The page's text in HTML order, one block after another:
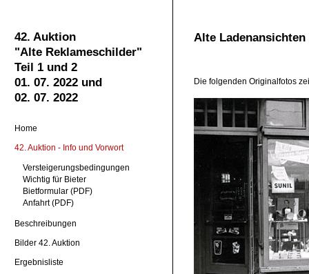
42. Auktion
"Alte Reklameschilder"
Teil 1 und 2
01. 07. 2022 und
02. 07. 2022
Home
42. Auktion - Info und Vorwort
Versteigerungsbedingungen
Wichtig für Bieter
Bietformular (PDF)
Anfahrt (PDF)
Beschreibungen
Bilder 42. Auktion
Ergebnisliste
Alte
Die folgenden Originalfotos